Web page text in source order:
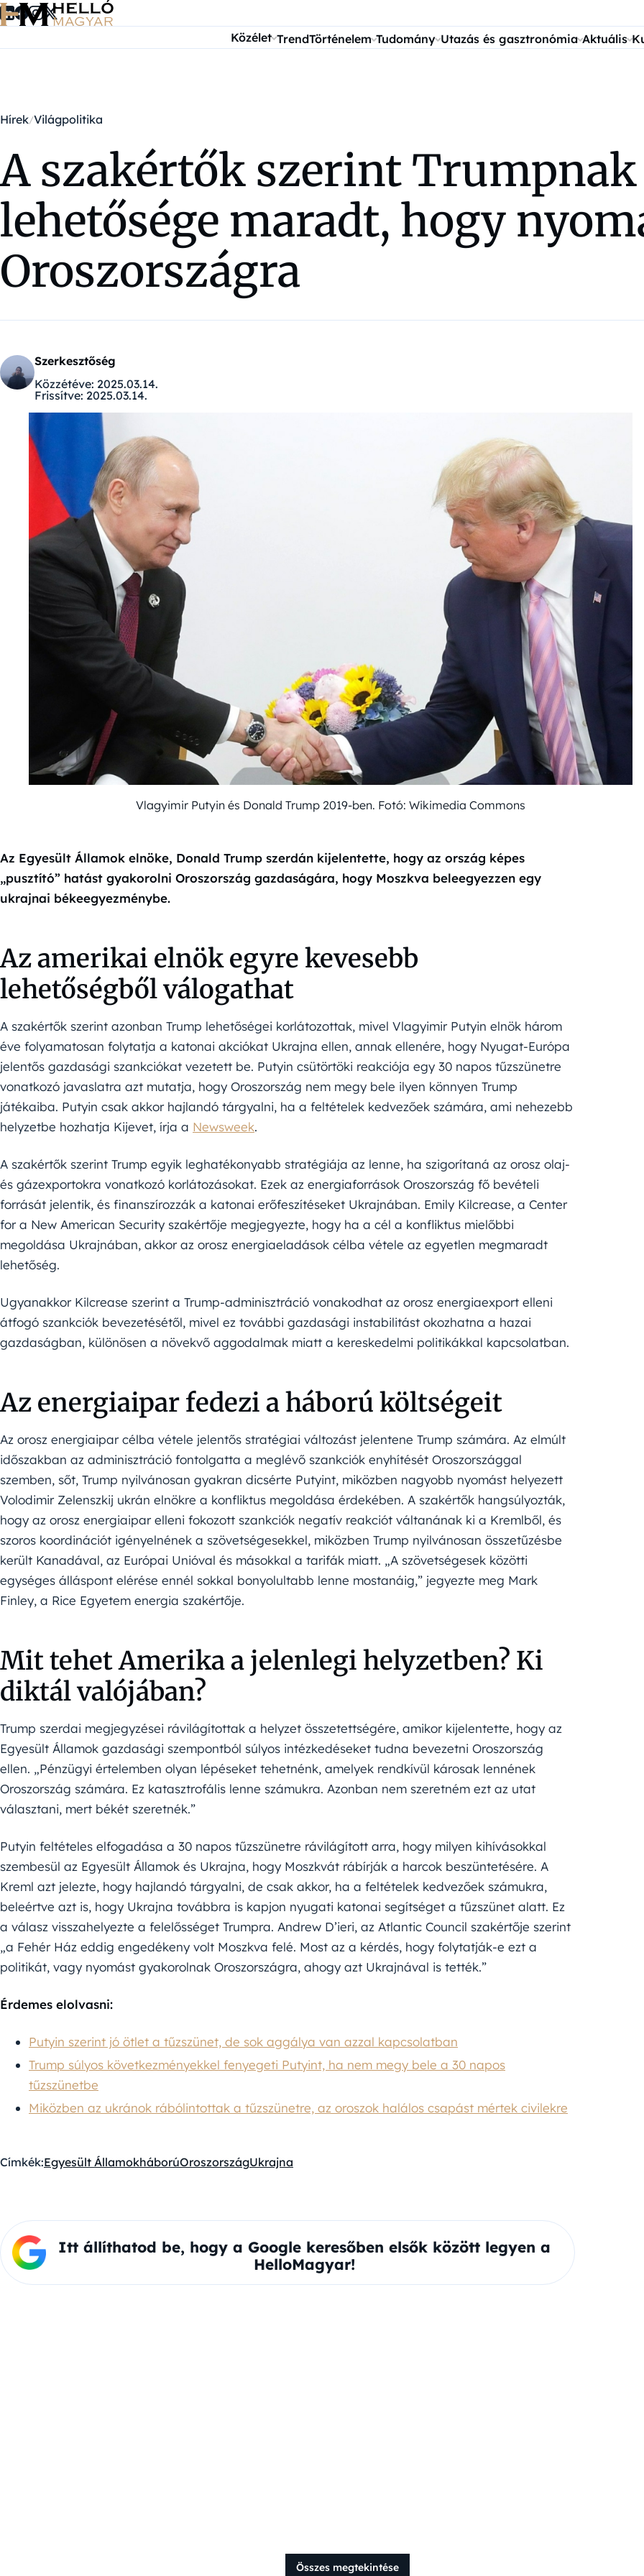
Ugrás a tartalomra
Közélet TrendTörténelem Tudomány Utazás és gasztronómia Aktuális
Hírek Világpolitika
A szakértők szerint Trumpnak
lehetősége maradt, hogy
Oroszországra
Szerkesztőség
Közzétéve: 2025.03.14.
Frissítve: 2025.03.14.
Vlagyimir Putyin és Donald Trump 2019-ben. Fotó: Wikimedia Commons
Az Egyesült Államok elnöke, Donald Trump szerdán kijelentette, hogy az ország képes
„pusztító” hatást gyakorolni Oroszország gazdaságára, hogy Moszkva beleegyezzen egy
ukrajnai békeegyezménybe.
Az amerikai elnök egyre kevesebb
lehetőségből válogathat
A szakértők szerint azonban Trump lehetőségei korlátozottak, mivel Vlagyimir Putyin elnök három
éve folyamatosan folytatja a katonai akciókat Ukrajna ellen, annak ellenére, hogy Nyugat-Európa
jelentős gazdasági szankciókat vezetett be. Putyin csütörtöki reakciója egy 30 napos tűzszünetre
vonatkozó javaslatra azt mutatja, hogy Oroszország nem megy bele ilyen könnyen Trump
játékaiba. Putyin csak akkor hajlandó tárgyalni, ha a feltételek kedvezőek számára, ami nehezebb
helyzetbe hozhatja Kijevet, írja a Newsweek.
A szakértők szerint Trump egyik leghatékonyabb stratégiája az lenne, ha szigorítaná az orosz olaj-
és gázexportokra vonatkozó korlátozásokat. Ezek az energiaforrások Oroszország fő bevételi
forrását jelentik, és finanszírozzák a katonai erőfeszítéseket Ukrajnában. Emily Kilcrease, a Center
for a New American Security szakértője megjegyezte, hogy ha a cél a konfliktus mielőbbi
megoldása Ukrajnában, akkor az orosz energiaeladások célba vétele az egyetlen megmaradt
lehetőség.
Ugyanakkor Kilcrease szerint a Trump-adminisztráció vonakodhat az orosz energiaexport elleni
átfogó szankciók bevezetésétől, mivel ez további gazdasági instabilitást okozhatna a hazai
gazdaságban, különösen a növekvő aggodalmak miatt a kereskedelmi politikákkal kapcsolatban.
Az energiaipar fedezi a háború költségeit
Az orosz energiaipar célba vétele jelentős stratégiai változást jelentene Trump számára. Az elmúlt
időszakban az adminisztráció fontolgatta a meglévő szankciók enyhítését Oroszországgal
szemben, sőt, Trump nyilvánosan gyakran dicsérte Putyint, miközben nagyobb nyomást helyezett
Volodimir Zelenszkij ukrán elnökre a konfliktus megoldása érdekében. A szakértők hangsúlyozták,
hogy az orosz energiaipar elleni fokozott szankciók negatív reakciót váltanának ki a Kremlből, és
szoros koordinációt igényelnének a szövetségesekkel, miközben Trump nyilvánosan összetűzésbe
került Kanadával, az Európai Unióval és másokkal a tarifák miatt. „A szövetségesek közötti
egységes álláspont elérése ennél sokkal bonyolultabb lenne mostanáig,” jegyezte meg Mark
Finley, a Rice Egyetem energia szakértője.
Mit tehet Amerika a jelenlegi helyzetben? Ki
diktál valójában?
Trump szerdai megjegyzései rávilágítottak a helyzet összetettségére, amikor kijelentette, hogy az
Egyesült Államok gazdasági szempontból súlyos intézkedéseket tudna bevezetni Oroszország
ellen. „Pénzügyi értelemben olyan lépéseket tehetnénk, amelyek rendkívül károsak lennének
Oroszország számára. Ez katasztrofális lenne számukra. Azonban nem szeretném ezt az utat
választani, mert békét szeretnék.”
Putyin feltételes elfogadása a 30 napos tűzszünetre rávilágított arra, hogy milyen kihívásokkal
szembesül az Egyesült Államok és Ukrajna, hogy Moszkvát rábírják a harcok beszüntetésére. A
Kreml azt jelezte, hogy hajlandó tárgyalni, de csak akkor, ha a feltételek kedvezőek számukra,
beleértve azt is, hogy Ukrajna továbbra is kapjon nyugati katonai segítséget a tűzszünet alatt. Ez
a válasz visszahelyezte a felelősséget Trumpra. Andrew D’ieri, az Atlantic Council szakértője szerint
„a Fehér Ház eddig engedékeny volt Moszkva felé. Most az a kérdés, hogy folytatják-e ezt a
politikát, vagy nyomást gyakorolnak Oroszországra, ahogy azt Ukrajnával is tették.”
Érdemes elolvasni:
Putyin szerint jó ötlet a tűzszünet, de sok aggálya van azzal kapcsolatban
Trump súlyos következményekkel fenyegeti Putyint, ha nem megy bele a 30 napos
tűzszünetbe
Miközben az ukránok rábólintottak a tűzszünetre, az oroszok halálos csapást mértek civilekre
Címkék:Egyesült ÁllamokháborúOroszországUkrajna
Itt állíthatod be, hogy a Google keresőben elsők között legyen a
HelloMagyar!
Összes megtekintése